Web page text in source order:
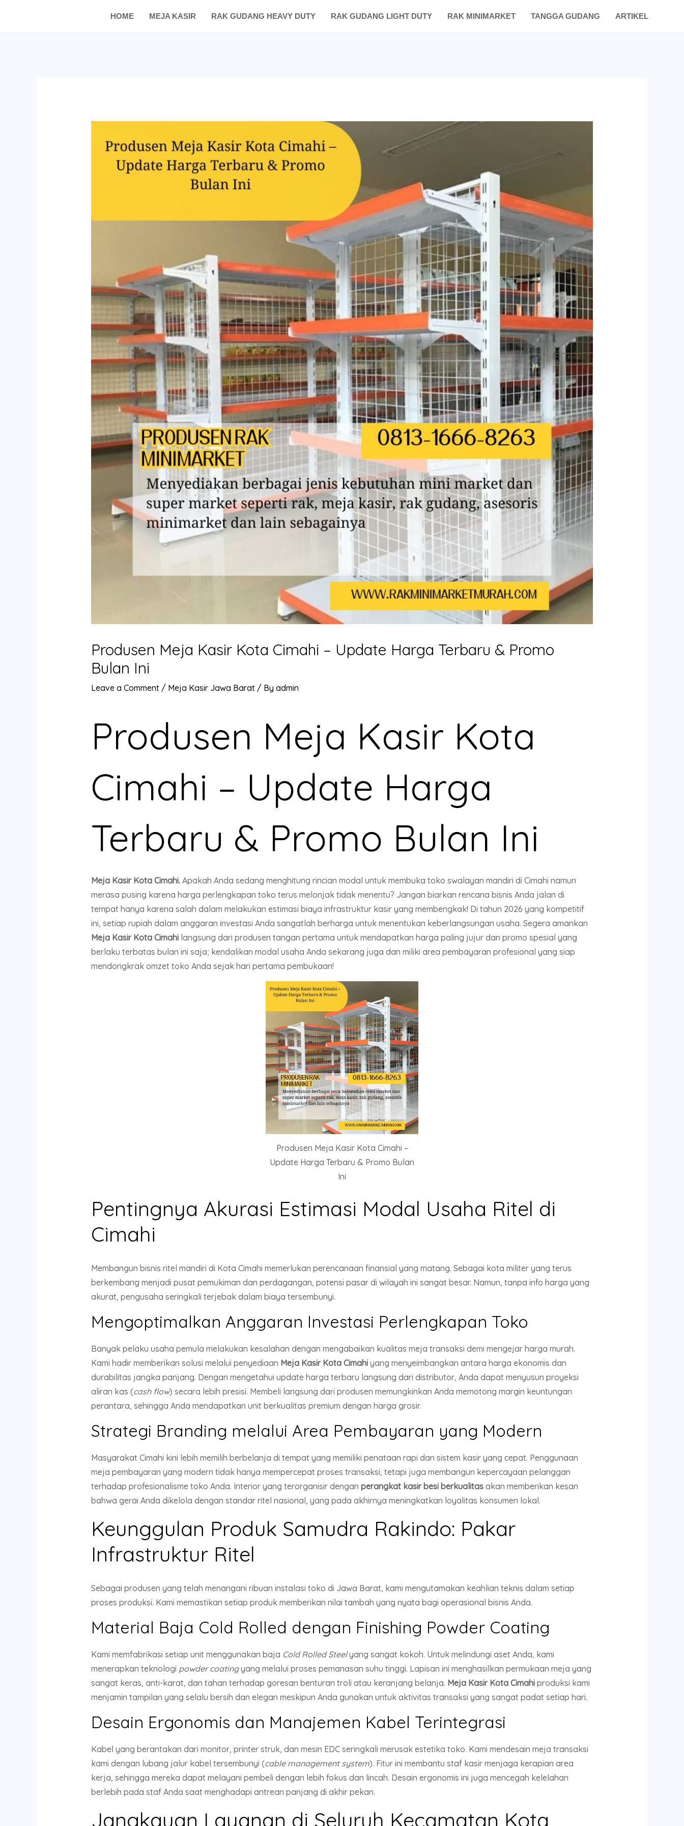
HOME MEJA KASIR RAK GUDANG HEAVY DUTY RAK GUDANG LIGHT DUTY RAK MINIMARKET TANGGA GUDANG ARTIKEL
Produsen Meja Kasir Kota Cimahi – Update Harga Terbaru & Promo
Bulan Ini
Leave a Comment / Meja Kasir Jawa Barat/ By admin
Produsen Meja Kasir Kota
Cimahi – Update Harga
Terbaru & Promo Bulan Ini
Meja Kasir Kota Cimahi. Apakah Anda sedang menghitung rincian modal untuk membuka toko swalayan mandiri di Cimahi namun
merasa pusing karena harga perlengkapan toko terus melonjak tidak menentu? Jangan biarkan rencana bisnis Anda jalan di
tempat hanya karena salah dalam melakukan estimasi biaya infrastruktur kasir yang membengkak! Di tahun 2026 yang kompetitif
ini, setiap rupiah dalam anggaran investasi Anda sangatlah berharga untuk menentukan keberlangsungan usaha. Segera amankan
Meja Kasir Kota Cimahilangsung dari produsen tangan pertama untuk mendapatkan harga paling jujur dan promo spesial yang
berlaku terbatas bulan ini saja; kendalikan modal usaha Anda sekarang juga dan miliki area pembayaran profesional yang siap
mendongkrak omzet toko Anda sejak hari pertama pembukaan!
Produsen Meja Kasir Kota Cimahi –
Update Harga Terbaru & Promo Bulan
Ini
Pentingnya Akurasi Estimasi Modal Usaha Ritel di
Cimahi
Membangun bisnis ritel mandiri di Kota Cimahi memerlukan perencanaan finansial yang matang. Sebagai kota militer yang terus
berkembang menjadi pusat pemukiman dan perdagangan, potensi pasar di wilayah ini sangat besar. Namun, tanpa info harga yang
akurat, pengusaha seringkali terjebak dalam biaya tersembunyi.
Mengoptimalkan Anggaran Investasi Perlengkapan Toko
Banyak pelaku usaha pemula melakukan kesalahan dengan mengabaikan kualitas meja transaksi demi mengejar harga murah.
Kami hadir memberikan solusi melalui penyediaan Meja Kasir Kota Cimahiyang menyeimbangkan antara harga ekonomis dan
durabilitas jangka panjang. Dengan mengetahui update harga terbaru langsung dari distributor, Anda dapat menyusun proyeksi
aliran kas (cash flow) secara lebih presisi. Membeli langsung dari produsen memungkinkan Anda memotong margin keuntungan
perantara, sehingga Anda mendapatkan unit berkualitas premium dengan harga grosir.
Strategi Branding melalui Area Pembayaran yang Modern
Masyarakat Cimahi kini lebih memilih berbelanja di tempat yang memiliki penataan rapi dan sistem kasir yang cepat. Penggunaan
meja pembayaran yang modern tidak hanya mempercepat proses transaksi, tetapi juga membangun kepercayaan pelanggan
terhadap profesionalisme toko Anda. Interior yang terorganisir dengan perangkat kasir besi berkualitasakan memberikan kesan
bahwa gerai Anda dikelola dengan standar ritel nasional, yang pada akhirnya meningkatkan loyalitas konsumen lokal.
Keunggulan Produk Samudra Rakindo: Pakar
Infrastruktur Ritel
Sebagai produsen yang telah menangani ribuan instalasi toko di Jawa Barat, kami mengutamakan keahlian teknis dalam setiap
proses produksi. Kami memastikan setiap produk memberikan nilai tambah yang nyata bagi operasional bisnis Anda.
Material Baja Cold Rolled dengan Finishing Powder Coating
Kami memfabrikasi setiap unit menggunakan baja Cold Rolled Steelyang sangat kokoh. Untuk melindungi aset Anda, kami
menerapkan teknologi powder coatingyang melalui proses pemanasan suhu tinggi. Lapisan ini menghasilkan permukaan meja yang
sangat keras, anti-karat, dan tahan terhadap goresan benturan troli atau keranjang belanja. Meja Kasir Kota Cimahiproduksi kami
menjamin tampilan yang selalu bersih dan elegan meskipun Anda gunakan untuk aktivitas transaksi yang sangat padat setiap hari.
Desain Ergonomis dan Manajemen Kabel Terintegrasi
Kabel yang berantakan dari monitor, printer struk, dan mesin EDC seringkali merusak estetika toko. Kami mendesain meja transaksi
kami dengan lubang jalur kabel tersembunyi (cable management system). Fitur ini membantu staf kasir menjaga kerapian area
kerja, sehingga mereka dapat melayani pembeli dengan lebih fokus dan lincah. Desain ergonomis ini juga mencegah kelelahan
berlebih pada staf Anda saat menghadapi antrean panjang di akhir pekan.
Jangkauan Layanan di Seluruh Kecamatan Kota